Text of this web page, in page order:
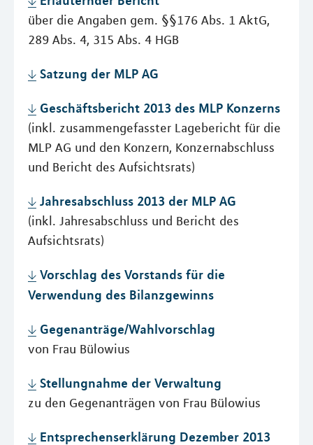
über die Angaben gem. §§176 Abs. 1 AktG,
289 Abs. 4, 315 Abs. 4 HGB
Satzung der MLP AG
Geschäftsbericht 2013 des MLP Konzerns
(inkl. zusammengefasster Lagebericht für die
MLP AG und den Konzern, Konzernabschluss
und Bericht des Aufsichtsrats)
Jahresabschluss 2013 der MLP AG
(inkl. Jahresabschluss und Bericht des
Aufsichtsrats)
Vorschlag des Vorstands für die
Verwendung des Bilanzgewinns
Gegenanträge/Wahlvorschlag
von Frau Bülowius
Stellungnahme der Verwaltung
zu den Gegenanträgen von Frau Bülowius
Entsprechenserklärung Dezember 2013